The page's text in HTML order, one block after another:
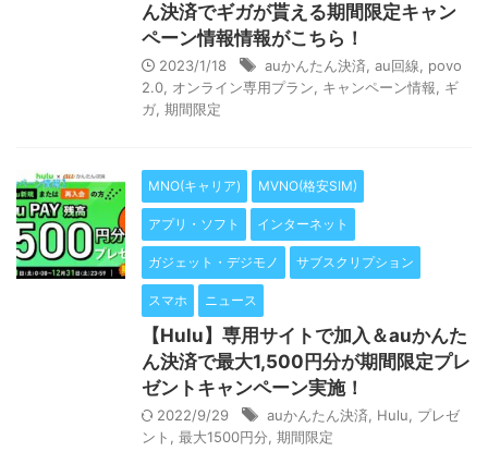
ん決済でギガが貰える期間限定キャン
ペーン情報情報がこちら！
2023/1/18 auかんたん決済 au回線
povo
2.0 オンライン専用プラン キャンペーン情報
ギ
ガ 期間限定
MNO(キャリア) MVNO(格安SIM)
アプリ・ソフト インターネット
ガジェット・デジモノ サブスクリプション
スマホ ニュース
【Hulu】専用サイトで加入＆auかんた
ん決済で最大1,500円分が期間限定プレ
ゼントキャンペーン実施！
2022/9/29 auかんたん決済 Hulu
プレゼ
ント
最大1500円分 期間限定